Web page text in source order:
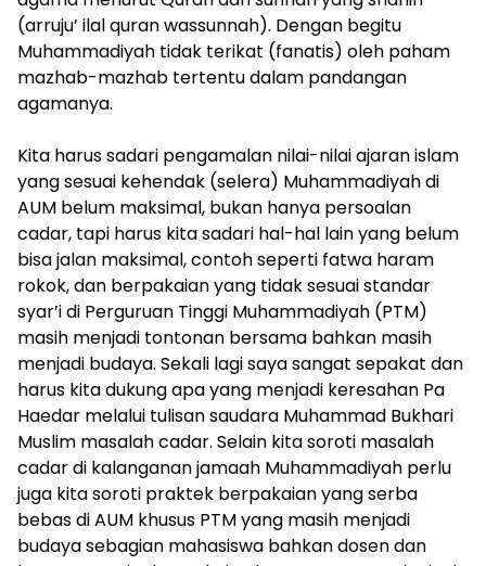
(arruju’ ilal quran wassunnah). Dengan begitu
Muhammadiyah tidak terikat (fanatis) oleh paham
mazhab-mazhab tertentu dalam pandangan
agamanya.
​Kita harus sadari pengamalan nilai-nilai ajaran islam
yang sesuai kehendak (selera) Muhammadiyah di
AUM belum maksimal, bukan hanya persoalan
cadar, tapi harus kita sadari hal-hal lain yang belum
bisa jalan maksimal, contoh seperti fatwa haram
rokok, dan berpakaian yang tidak sesuai standar
syar’i di Perguruan Tinggi Muhammadiyah (PTM)
masih menjadi tontonan bersama bahkan masih
menjadi budaya. Sekali lagi saya sangat sepakat dan
harus kita dukung apa yang menjadi keresahan Pa
Haedar melalui tulisan saudara Muhammad Bukhari
Muslim masalah cadar. Selain kita soroti masalah
cadar di kalanganan jamaah Muhammadiyah perlu
juga kita soroti praktek berpakaian yang serba
bebas di AUM khusus PTM yang masih menjadi
budaya sebagian mahasiswa bahkan dosen dan